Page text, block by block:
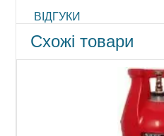
ВІДГУКИ
Схожі товари